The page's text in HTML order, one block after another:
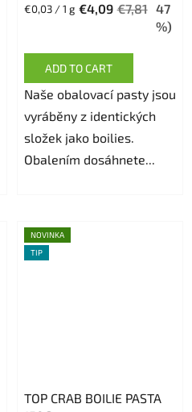
is
out
of
5
stars.
€4,09 €7,81 47
%)
Measure
€0,03 / 1 g
ADD TO CART
Naše obalovací pasty jsou
vyráběny z identických
složek jako boilies.
Obalením dosáhnete...
NOVINKA
TIP
TOP CRAB BOILIE PASTA